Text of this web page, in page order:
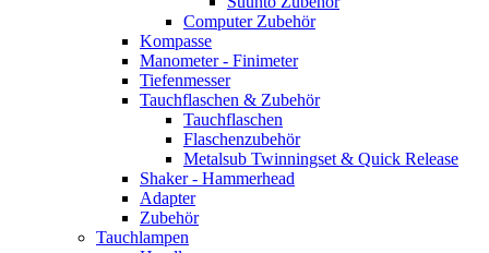
Computer Zubehör
Kompasse
Manometer - Finimeter
Tiefenmesser
Tauchflaschen & Zubehör
Tauchflaschen
Flaschenzubehör
Metalsub Twinningset & Quick Release
Shaker - Hammerhead
Adapter
Zubehör
Tauchlampen